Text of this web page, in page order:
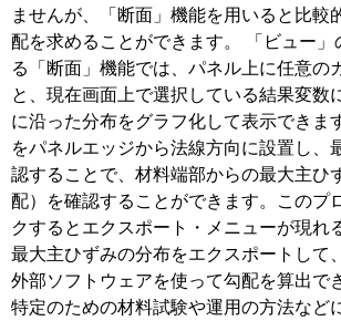
ませんが、「断面」機能を用いると比較
配を求めることができます。 「ビュー」
る「断面」機能では、パネル上に任意の
と、現在画面上で選択している結果変数
に沿った分布をグラフ化して表示できま
をパネルエッジから法線方向に設置し、
認することで、材料端部からの最大主ひ
配）を確認することができます。このプ
クするとエクスポート・メニューが現れ
最大主ひずみの分布をエクスポートして
外部ソフトウェアを使って勾配を算出で
特定のための材料試験や運用の方法など